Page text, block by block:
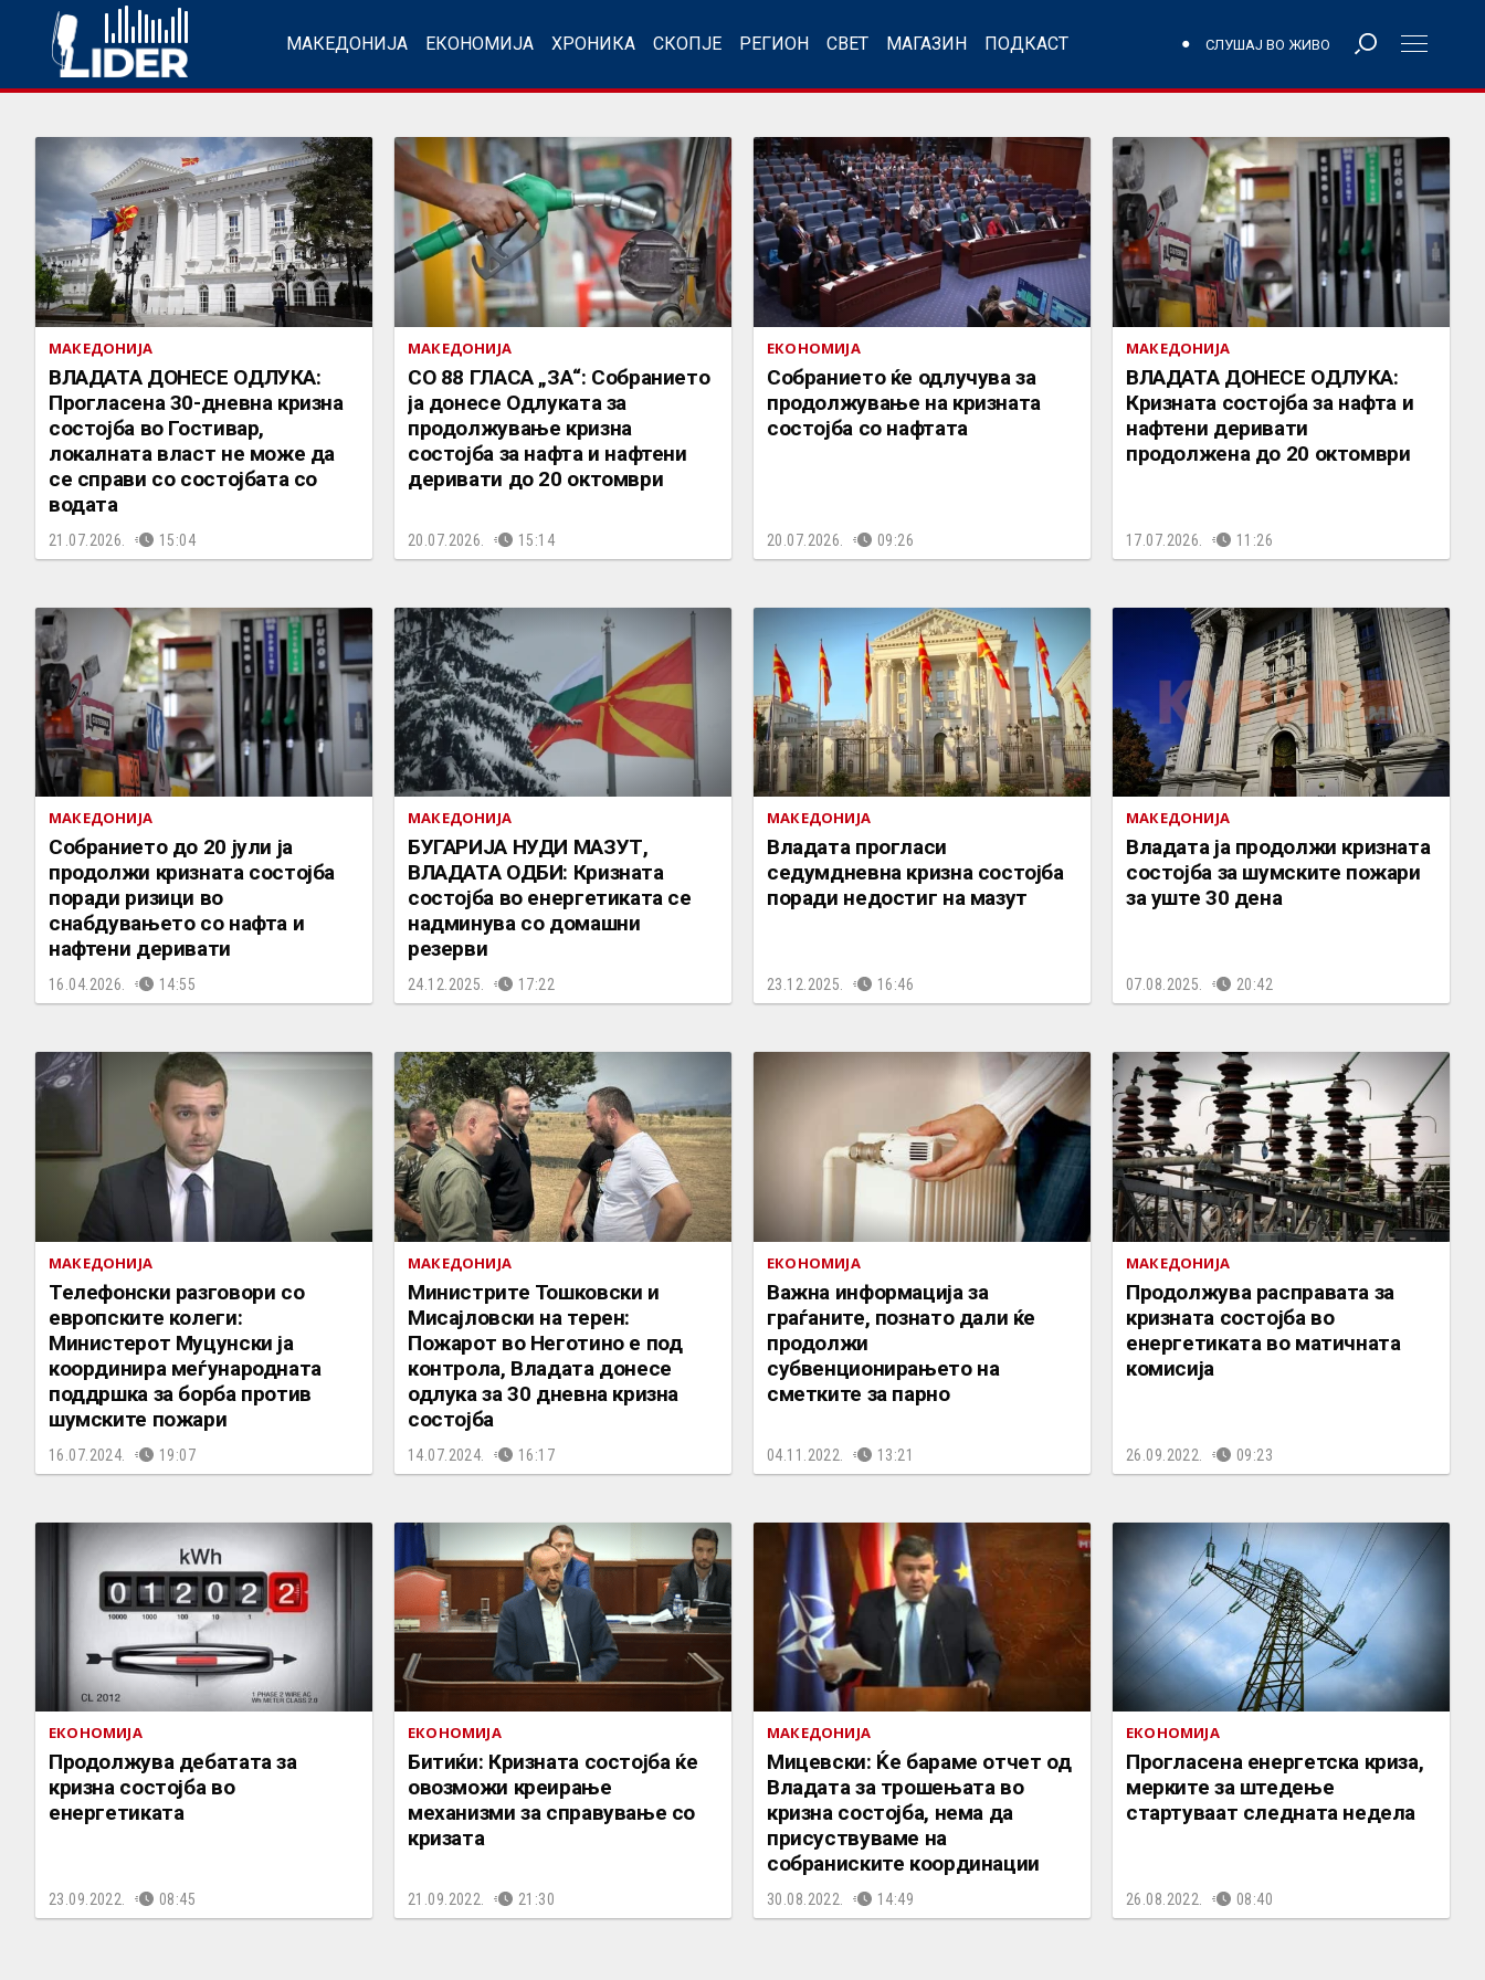
МАКЕДОНИЈА ЕКОНОМИЈА ХРОНИКА СКОПЈЕ РЕГИОН СВЕТ МАГАЗИН ПОДКАСТ СЛУШАЈ ВО ЖИВО
МАКЕДОНИЈА
ВЛАДАТА ДОНЕСЕ ОДЛУКА:
Прогласена 30-дневна кризна
состојба во Гостивар,
локалната власт не може да
се справи со состојбата со
водата
21.07.2026. 15:04
МАКЕДОНИЈА
СО 88 ГЛАСА „ЗА“: Собранието
ја донесе Одлуката за
продолжување кризна
состојба за нафта и нафтени
деривати до 20 октомври
20.07.2026. 15:14
ЕКОНОМИЈА
Собранието ќе одлучува за
продолжување на кризната
состојба со нафтата
20.07.2026. 09:26
МАКЕДОНИЈА
ВЛАДАТА ДОНЕСЕ ОДЛУКА:
Кризната состојба за нафта и
нафтени деривати
продолжена до 20 октомври
17.07.2026. 11:26
МАКЕДОНИЈА
Собранието до 20 јули ја
продолжи кризната состојба
поради ризици во
снабдувањето со нафта и
нафтени деривати
16.04.2026. 14:55
МАКЕДОНИЈА
БУГАРИЈА НУДИ МАЗУТ,
ВЛАДАТА ОДБИ: Кризната
состојба во енергетиката се
надминува со домашни
резерви
24.12.2025. 17:22
МАКЕДОНИЈА
Владата прогласи
седумдневна кризна состојба
поради недостиг на мазут
23.12.2025. 16:46
МАКЕДОНИЈА
Владата ја продолжи кризната
состојба за шумските пожари
за уште 30 дена
07.08.2025. 20:42
МАКЕДОНИЈА
Телефонски разговори со
европските колеги:
Министерот Муцунски ја
координира меѓународната
поддршка за борба против
шумските пожари
16.07.2024. 19:07
МАКЕДОНИЈА
Министрите Тошковски и
Мисајловски на терен:
Пожарот во Неготино е под
контрола, Владата донесе
одлука за 30 дневна кризна
состојба
14.07.2024. 16:17
ЕКОНОМИЈА
Важна информација за
граѓаните, познато дали ќе
продолжи
субвенционирањето на
сметките за парно
04.11.2022. 13:21
МАКЕДОНИЈА
Продолжува расправата за
кризната состојба во
енергетиката во матичната
комисија
26.09.2022. 09:23
ЕКОНОМИЈА
Продолжува дебатата за
кризна состојба во
енергетиката
23.09.2022. 08:45
ЕКОНОМИЈА
Битиќи: Кризната состојба ќе
овозможи креирање
механизми за справување со
кризата
21.09.2022. 21:30
МАКЕДОНИЈА
Мицевски: Ќе бараме отчет од
Владата за трошењата во
кризна состојба, нема да
присуствуваме на
собраниските координации
30.08.2022. 14:49
ЕКОНОМИЈА
Прогласена енергетска криза,
мерките за штедење
стартуваат следната недела
26.08.2022. 08:40